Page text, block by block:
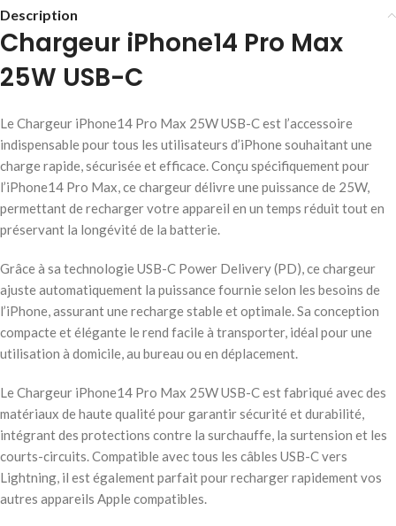
Description
Chargeur iPhone14 Pro Max
25W USB-C
Le Chargeur iPhone14 Pro Max 25W USB-C est l’accessoire
indispensable pour tous les utilisateurs d’iPhone souhaitant une
charge rapide, sécurisée et efficace. Conçu spécifiquement pour
l’iPhone14 Pro Max, ce chargeur délivre une puissance de 25W,
permettant de recharger votre appareil en un temps réduit tout en
préservant la longévité de la batterie.
Grâce à sa technologie USB-C Power Delivery (PD), ce chargeur
ajuste automatiquement la puissance fournie selon les besoins de
l’iPhone, assurant une recharge stable et optimale. Sa conception
compacte et élégante le rend facile à transporter, idéal pour une
utilisation à domicile, au bureau ou en déplacement.
Le Chargeur iPhone14 Pro Max 25W USB-C est fabriqué avec des
matériaux de haute qualité pour garantir sécurité et durabilité,
intégrant des protections contre la surchauffe, la surtension et les
courts-circuits. Compatible avec tous les câbles USB-C vers
Lightning, il est également parfait pour recharger rapidement vos
autres appareils Apple compatibles.